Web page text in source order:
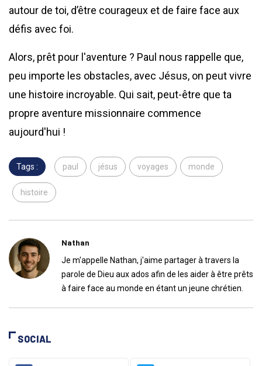
autour de toi, d’être courageux et de faire face aux
défis avec foi.
Alors, prêt pour l'aventure ? Paul nous rappelle que,
peu importe les obstacles, avec Jésus, on peut vivre
une histoire incroyable. Qui sait, peut-être que ta
propre aventure missionnaire commence
aujourd'hui !
Tags : paul jésus voyages monde
histoire
Nathan
Je m'appelle Nathan, j'aime partager à travers la
parole de Dieu aux ados afin de les aider à être prêts
à faire face au monde en étant un jeune chrétien.
SOCIAL